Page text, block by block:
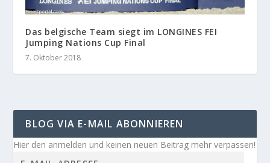
Das belgische Team siegt im LONGINES FEI
Jumping Nations Cup Final
7. Oktober 2018
BLOG VIA E-MAIL ABONNIEREN
Hier den anmelden und keinen neuen Beitrag mehr verpassen!